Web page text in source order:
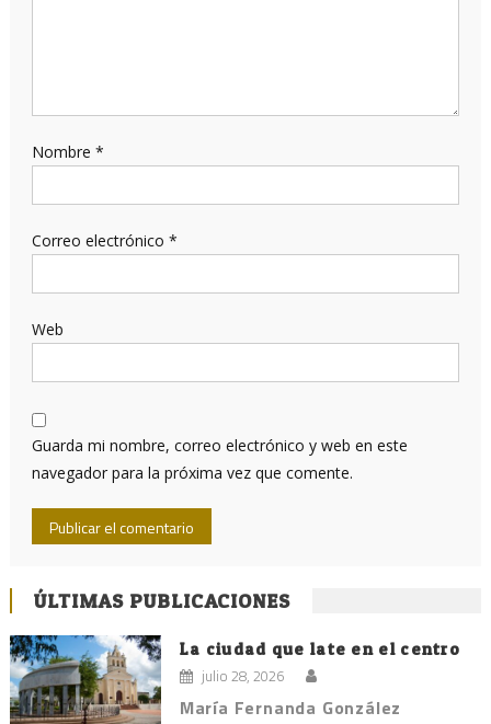
Nombre *
Correo electrónico *
Web
Guarda mi nombre, correo electrónico y web en este
navegador para la próxima vez que comente.
ÚLTIMAS PUBLICACIONES
La ciudad que late en el centro
julio 28, 2026
María Fernanda González